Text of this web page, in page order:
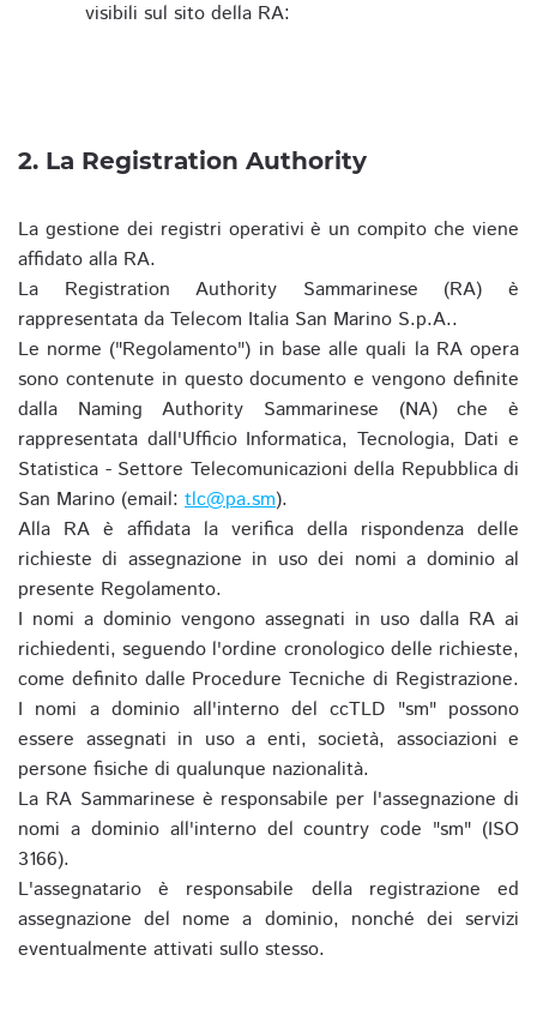
visibili sul sito della RA:
2. La Registration Authority
La gestione dei registri operativi è un compito che viene
affidato alla RA.
La Registration Authority Sammarinese (RA) è
rappresentata da Telecom Italia San Marino S.p.A..
Le norme ("Regolamento") in base alle quali la RA opera
sono contenute in questo documento e vengono definite
dalla Naming Authority Sammarinese (NA) che è
rappresentata dall'Ufficio Informatica, Tecnologia, Dati e
Statistica - Settore Telecomunicazioni della Repubblica di
San Marino (email: tlc@pa.sm).
Alla RA è affidata la verifica della rispondenza delle
richieste di assegnazione in uso dei nomi a dominio al
presente Regolamento.
I nomi a dominio vengono assegnati in uso dalla RA ai
richiedenti, seguendo l'ordine cronologico delle richieste,
come definito dalle Procedure Tecniche di Registrazione.
I nomi a dominio all'interno del ccTLD "sm" possono
essere assegnati in uso a enti, società, associazioni e
persone fisiche di qualunque nazionalità.
La RA Sammarinese è responsabile per l'assegnazione di
nomi a dominio all'interno del country code "sm" (ISO
3166).
L'assegnatario è responsabile della registrazione ed
assegnazione del nome a dominio, nonché dei servizi
eventualmente attivati sullo stesso.